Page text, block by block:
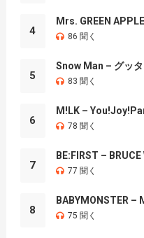
4
Mrs. GREEN
86 聞く
5
Snow Man – グッ
83 聞く
6
M!LK –
78 聞く
7
BE:FIRST – BRUCE
77 聞く
8
BABYMONSTER –
75 聞く